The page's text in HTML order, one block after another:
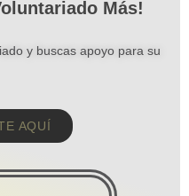
Más!
y buscas apoyo para su
AQUÍ